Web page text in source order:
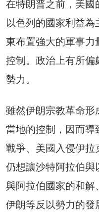
在特朗普之前，美國
以色列的國家利益為
東布置強大的軍事力
控制。政治上有所
勢力。
雖然伊朗宗教革命形
當地的控制，因而
戰爭、美國入侵伊拉
仍想讓沙特阿拉伯與
與阿拉伯國家的和
伊朗等反以勢力的發